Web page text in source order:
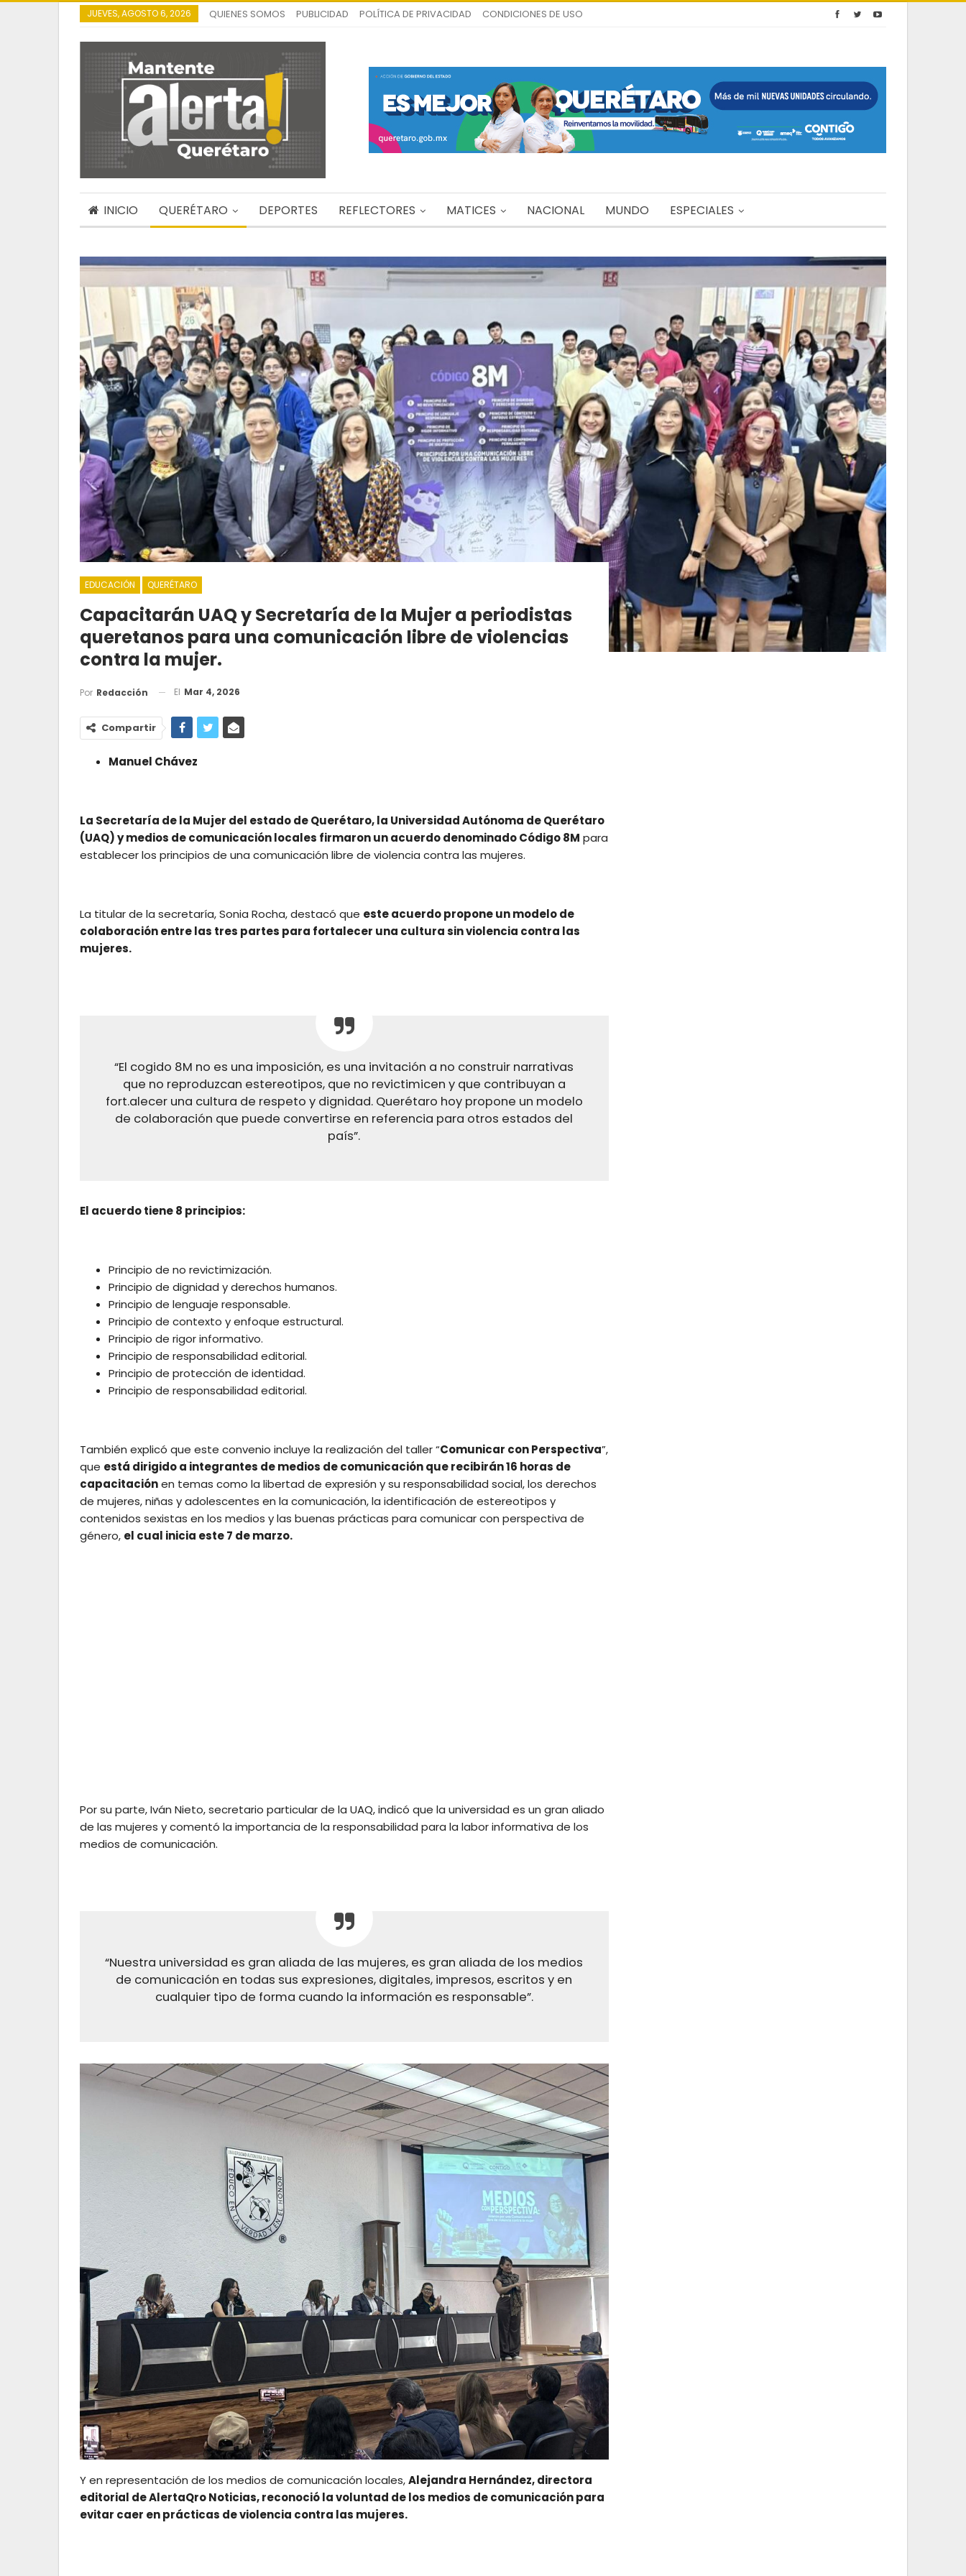
JUEVES, AGOSTO 6, 2026 QUIENES SOMOS PUBLICIDAD POLÍTICA DE PRIVACIDAD CONDICIONES DE USO
INICIO QUERÉTARO DEPORTES REFLECTORES MATICES NACIONAL MUNDO ESPECIALES
EDUCACIÓN QUERÉTARO
Capacitarán UAQ y Secretaría de la Mujer a periodistas
queretanos para una comunicación libre de violencias
contra la mujer.
Por Redacción El Mar 4, 2026
Compartir
Manuel Chávez
La Secretaría de la Mujer del estado de Querétaro, la Universidad Autónoma de Querétaro
(UAQ) y medios de comunicación locales firmaron un acuerdo denominado Código 8M para
establecer los principios de una comunicación libre de violencia contra las mujeres.
La titular de la secretaría, Sonia Rocha, destacó que este acuerdo propone un modelo de
colaboración entre las tres partes para fortalecer una cultura sin violencia contra las
mujeres.
“El cogido 8M no es una imposición, es una invitación a no construir narrativas
que no reproduzcan estereotipos, que no revictimicen y que contribuyan a
fort.alecer una cultura de respeto y dignidad. Querétaro hoy propone un modelo
de colaboración que puede convertirse en referencia para otros estados del
país”.
El acuerdo tiene 8 principios:
Principio de no revictimización.
Principio de dignidad y derechos humanos.
Principio de lenguaje responsable.
Principio de contexto y enfoque estructural.
Principio de rigor informativo.
Principio de responsabilidad editorial.
Principio de protección de identidad.
Principio de responsabilidad editorial.
También explicó que este convenio incluye la realización del taller “Comunicar con Perspectiva”,
que está dirigido a integrantes de medios de comunicación que recibirán 16 horas de
capacitaciónen temas como la libertad de expresión y su responsabilidad social, los derechos
de mujeres, niñas y adolescentes en la comunicación, la identificación de estereotipos y
contenidos sexistas en los medios y las buenas prácticas para comunicar con perspectiva de
género, el cual inicia este 7 de marzo.
Por su parte, Iván Nieto, secretario particular de la UAQ, indicó que la universidad es un gran aliado
de las mujeres y comentó la importancia de la responsabilidad para la labor informativa de los
medios de comunicación.
“Nuestra universidad es gran aliada de las mujeres, es gran aliada de los medios
de comunicación en todas sus expresiones, digitales, impresos, escritos y en
cualquier tipo de forma cuando la información es responsable”.
Y en representación de los medios de comunicación locales,Alejandra Hernández, directora
editorial de AlertaQro Noticias, reconoció la voluntad de los medios de comunicación para
evitar caer en prácticas de violencia contra las mujeres.